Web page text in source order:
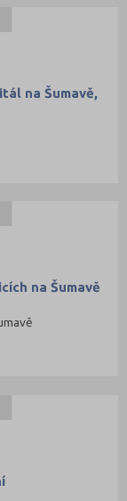
na Šumavě,
na Šumavě